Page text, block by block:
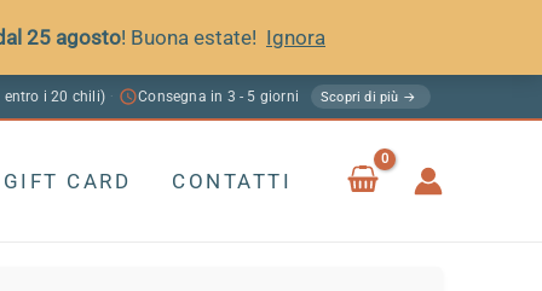
25 agosto! Buona estate! Ignora
entro i 20 chili) · Consegna in 3 - 5 giorni Scopri di più →
GIFT CARD CONTATTI